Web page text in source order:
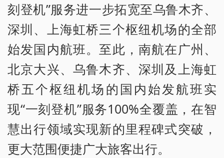
刻登机”服务进一步拓宽至乌鲁木齐、
深圳、上海虹桥三个枢纽机场的全部
始发国内航班。至此，南航在广州、
北京大兴、乌鲁木齐、深圳及上海虹
桥五个枢纽机场的国内始发航班实
现“一刻登机”服务100%全覆盖，在智
慧出行领域实现新的里程碑式突破，
更大范围便捷广大旅客出行。